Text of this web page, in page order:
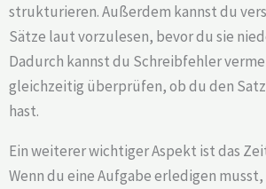
strukturieren. Außerdem kannst du
Sätze laut vorzulesen, bevor du sie
Dadurch kannst du Schreibfehler
gleichzeitig überprüfen, ob du den
hast.
Ein weiterer wichtiger Aspekt ist das
Wenn du eine Aufgabe erledigen